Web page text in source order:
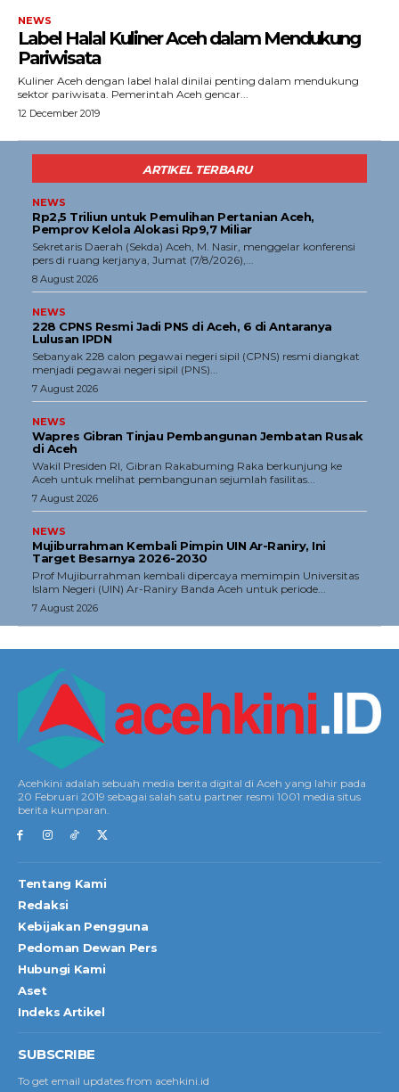
NEWS
Label Halal Kuliner Aceh dalam Mendukung
Pariwisata
Kuliner Aceh dengan label halal dinilai penting dalam mendukung
sektor pariwisata. Pemerintah Aceh gencar...
12 December 2019
ARTIKEL TERBARU
NEWS
Rp2,5 Triliun untuk Pemulihan Pertanian Aceh,
Pemprov Kelola Alokasi Rp9,7 Miliar
‎Sekretaris Daerah (Sekda) Aceh, M. Nasir, menggelar konferensi
pers di ruang kerjanya, Jumat (7/8/2026),...
8 August 2026
NEWS
228 CPNS Resmi Jadi PNS di Aceh, 6 di Antaranya
Lulusan IPDN
Sebanyak 228 calon pegawai negeri sipil (CPNS) resmi diangkat
menjadi pegawai negeri sipil (PNS)...
7 August 2026
NEWS
Wapres Gibran Tinjau Pembangunan Jembatan Rusak
di Aceh
Wakil Presiden RI, Gibran Rakabuming Raka berkunjung ke
Aceh untuk melihat pembangunan sejumlah fasilitas...
7 August 2026
NEWS
Mujiburrahman Kembali Pimpin UIN Ar-Raniry, Ini
Target Besarnya 2026-2030
Prof Mujiburrahman kembali dipercaya memimpin Universitas
Islam Negeri (UIN) Ar-Raniry Banda Aceh untuk periode...
7 August 2026
Acehkini adalah sebuah media berita digital di Aceh yang lahir pada
20 Februari 2019 sebagai salah satu partner resmi 1001 media situs
berita kumparan.
Tentang Kami
Redaksi
Kebijakan Pengguna
Pedoman Dewan Pers
Hubungi Kami
Aset
Indeks Artikel
SUBSCRIBE
To get email updates from acehkini.id